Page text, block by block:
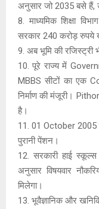
अनुसार जो 2035 बसे हैं,
8. माध्यमिक शिक्षा
सरकार 240 करोड़
9. अब भूमि की रजिस्ट्री
10. पूरे राज्य में
MBBS सीटों का एक
निर्माण की मंजूरी।
है।
11. 01 October 2005
पुरानी पेंशन।
12. सरकारी हाई
अनुसार विषयवार
मिलेगा।
13. भूवैज्ञानिक और